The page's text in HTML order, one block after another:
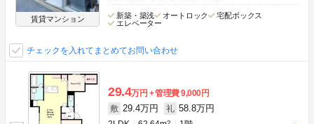
賃貸マンション 新築・築浅 オートロック
宅配ボックス
エレベーター
チェックを入れてまとめてお問い合わせ
29.4万円 管理費9,000円
敷 29.4万円 礼 58.8万円